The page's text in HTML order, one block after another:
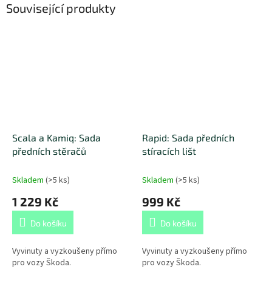
Související produkty
Scala a Kamiq: Sada
předních stěračů
Skladem (>5 ks)
1 229 Kč
Do košíku
Vyvinuty a vyzkoušeny přímo
pro vozy Škoda.
Rapid: Sada předních
stíracích lišt
Skladem (>5 ks)
999 Kč
Do košíku
Vyvinuty a vyzkoušeny přímo
pro vozy Škoda.